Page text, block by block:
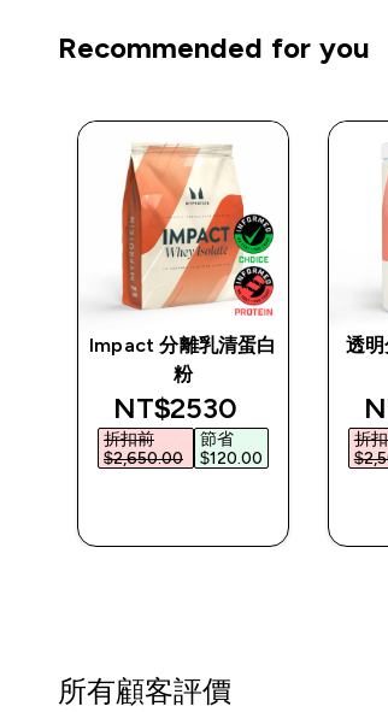
Recommended for you
Impact 分離乳清蛋白
粉
discounted price
NT$2530‎
折扣前
$2,650.00‎
節省
$120.00‎
透
折
所有顧客評價